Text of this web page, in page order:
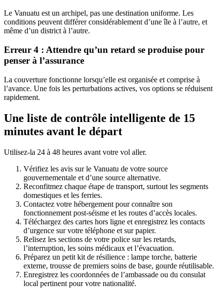
Le Vanuatu est un archipel, pas une destination uniforme. Les
conditions peuvent différer considérablement d’une île à l’autre, et
même d’un district à l’autre.
Erreur 4 : Attendre qu’un retard se produise pour
penser à l’assurance
La couverture fonctionne lorsqu’elle est organisée et comprise à
l’avance. Une fois les perturbations actives, vos options se réduisent
rapidement.
Une liste de contrôle intelligente de 15
minutes avant le départ
Utilisez-la 24 à 48 heures avant votre vol aller.
Vérifiez les avis sur le Vanuatu de votre source
gouvernementale et d’une source alternative.
Reconfitmez chaque étape de transport, surtout les segments
domestiques et les ferries.
Contactez votre hébergement pour connaître son
fonctionnement post-séisme et les routes d’accès locales.
Téléchargez des cartes hors ligne et enregistrez les contacts
d’urgence sur votre téléphone et sur papier.
Relisez les sections de votre police sur les retards,
l’interruption, les soins médicaux et l’évacuation.
Préparez un petit kit de résilience : lampe torche, batterie
externe, trousse de premiers soins de base, gourde réutilisable.
Enregistrez les coordonnées de l’ambassade ou du consulat
local pertinent pour votre nationalité.